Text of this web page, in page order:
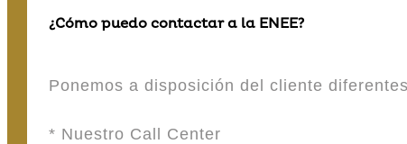
¿Cómo puedo contactar a la ENEE?
Ponemos a disposición del cliente
* Nuestro Call Center